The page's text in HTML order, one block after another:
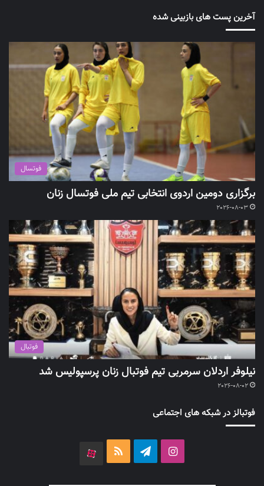
آخرین پست های بازبینی شده
فوتسال
برگزاری دومین اردوی انتخابی تیم ملی فوتسال زنان
2026-08-03
فوتبال
نیلوفر اردلان سرمربی تیم فوتبال زنان پرسپولیس شد
2026-08-02
فوتبالز در شبکه های اجتماعی
اینستاگرامتلگرام خوراک